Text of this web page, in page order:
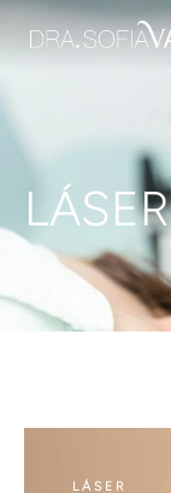
LÁSER
LÁSER